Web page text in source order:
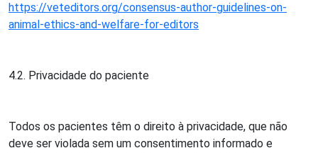
https://veteditors.org/consensus-author-guidelines-on-
animal-ethics-and-welfare-for-editors
4.2. Privacidade do paciente
Todos os pacientes têm o direito à privacidade, que não
deve ser violada sem um consentimento informado e